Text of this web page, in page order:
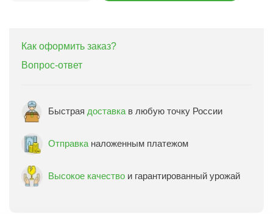
Как оформить заказ?
Вопрос-ответ
Быстрая доставка в любую точку России
Отправка наложенным платежом
Высокое качество и гарантированный урожай